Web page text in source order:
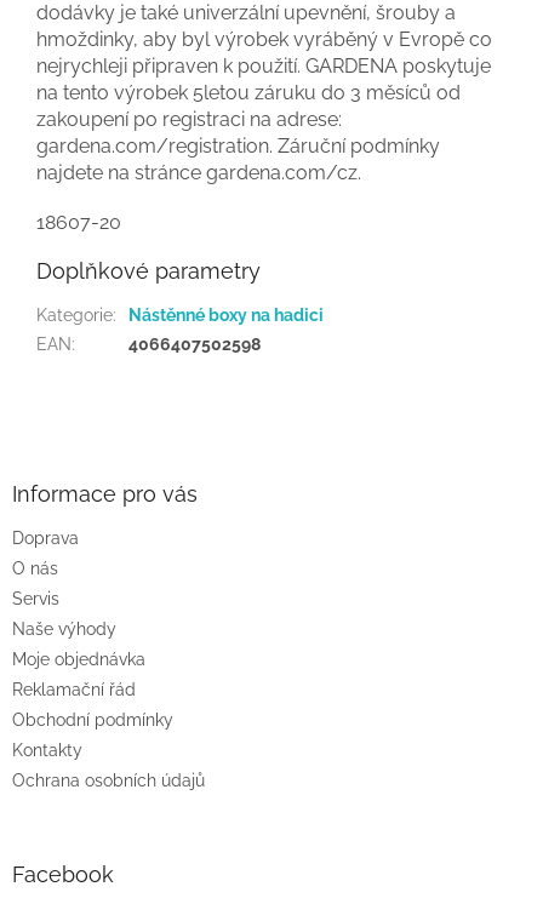
dodávky je také univerzální upevnění, šrouby a
hmoždinky, aby byl výrobek vyráběný v Evropě co
nejrychleji připraven k použití. GARDENA poskytuje
na tento výrobek 5letou záruku do 3 měsíců od
zakoupení po registraci na adrese:
gardena.com/registration. Záruční podmínky
najdete na stránce gardena.com/cz.
18607-20
Doplňkové parametry
Kategorie:
Nástěnné boxy na hadici
EAN: 4066407502598
Informace pro vás
Doprava
O nás
Servis
Naše výhody
Moje objednávka
Reklamační řád
Obchodní podmínky
Kontakty
Ochrana osobních údajů
Facebook